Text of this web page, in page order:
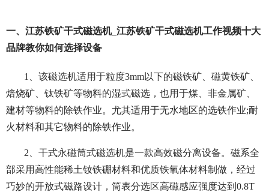
一、江苏铁矿干式磁选机_江苏铁矿干式磁选机工作视频十大
品牌教你如何选择设备
1、该磁选机适用于粒度3mm以下的磁铁矿、磁黄铁矿、
焙烧矿、钛铁矿等物料的湿式磁选，也用于煤、非金属矿、
建材等物料的除铁作业。尤其适用于无水地区的选铁作业;耐
火材料和其它物料的除铁作业。
2、干式永磁筒式磁选机是一款高效磁分离设备。磁系全
部采用高性能稀土钕铁硼材料和优质铁氧体材料制做，经过
巧妙的开放式磁路设计，筒表分选区高磁感应强度达到0.8T